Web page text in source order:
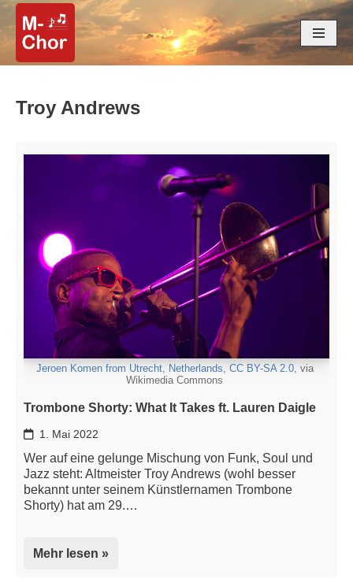
Zum
Inhalt
Troy Andrews
Jeroen Komen from Utrecht, Netherlands CC BY-SA 2.0, via
Wikimedia Commons
Trombone Shorty: What It Takes ft. Lauren Daigle
1. Mai 2022
Wer auf eine gelunge Mischung von Funk, Soul und
Jazz steht: Altmeister Troy Andrews (wohl besser
bekannt unter seinem Künstlernamen Trombone
Shorty) hat am 29.…
Mehr lesen »